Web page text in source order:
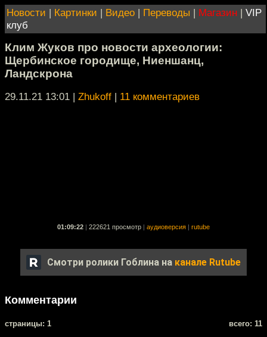
Новости | Картинки | Видео | Переводы | Магазин | VIP
клуб
Клим Жуков про новости археологии:
Щербинское городище, Ниеншанц,
Ландскрона
29.11.21 13:01 | Zhukoff | 11 комментариев
01:09:22 222621 просмотр аудиоверсия rutube
Смотри ролики Гоблина на канале Rutube
Комментарии
cтраницы: 1 всего: 11